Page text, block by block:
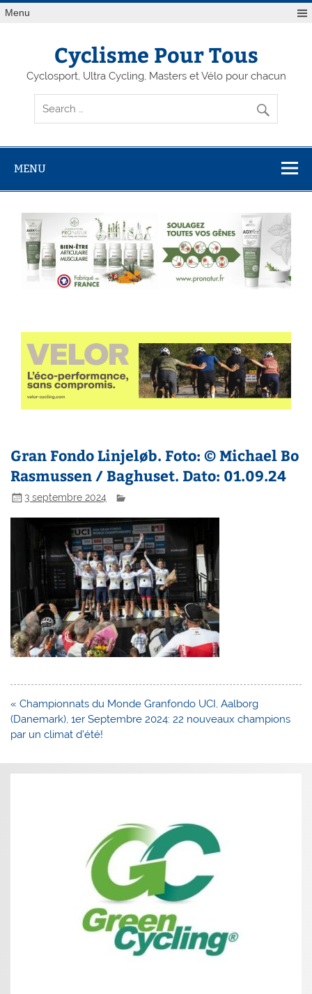
Menu
Cyclisme Pour Tous
Cyclosport, Ultra Cycling, Masters et Vélo pour chacun
MENU
Gran Fondo Linjeløb. Foto: © Michael Bo
Rasmussen / Baghuset. Dato: 01.09.24
3 septembre 2024
Navigation
de
l’article
« Championnats du Monde Granfondo UCI, Aalborg
(Danemark), 1er Septembre 2024: 22 nouveaux champions
par un climat d’été!